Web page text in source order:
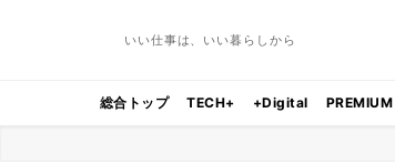
いい仕事は、いい暮らしから
総合トップ TECH+ +Digital PREMIUM